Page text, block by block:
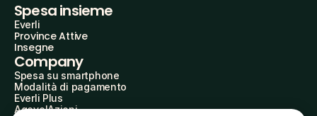
Spesa insieme
Everli
Province Attive
Insegne
Company
Spesa su smartphone
Modalità di pagamento
Everli Plus
AgevolAzioni